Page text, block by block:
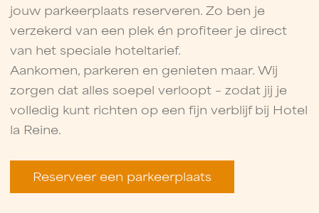
jouw parkeerplaats reserveren. Zo ben je
verzekerd van een plek én profiteer je direct
van het speciale hoteltarief.
Aankomen, parkeren en genieten maar. Wij
zorgen dat alles soepel verloopt – zodat jij je
volledig kunt richten op een fijn verblijf bij Hotel
la Reine.
Reserveer een parkeerplaats